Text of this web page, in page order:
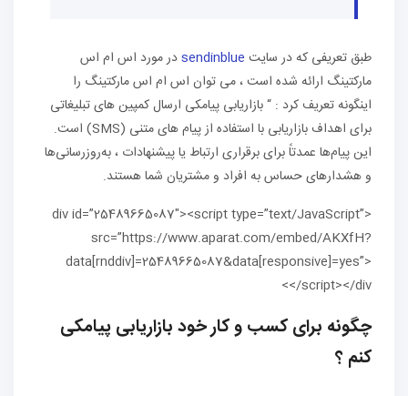
طبق تعریفی که در سایت sendinblueدر مورد اس ام اس
مارکتینگ ارائه شده است ، می توان اس ام اس مارکتینگ را
اینگونه تعریف کرد : “ بازاریابی پیامکی ارسال کمپین های تبلیغاتی
برای اهداف بازاریابی با استفاده از پیام های متنی (SMS) است.
این پیام‌ها عمدتاً برای برقراری ارتباط یا پیشنهادات ، به‌روزرسانی‌ها
و هشدارهای حساس به افراد و مشتریان شما هستند.
<div id=”25489665087″><script type=”text/JavaScript”
src=”https://www.aparat.com/embed/AKXfH?
data[rnddiv]=25489665087&data[responsive]=yes”>
</script></div>
چگونه برای کسب و کار خود بازاریابی پیامکی
کنم ؟